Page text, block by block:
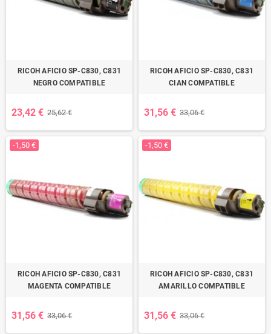
RICOH AFICIO SP-C830, C831
NEGRO COMPATIBLE
23,42 € 25,62 €
RICOH AFICIO SP-C830, C831
CIAN COMPATIBLE
31,56 € 33,06 €
-1,50 €
RICOH AFICIO SP-C830, C831
MAGENTA COMPATIBLE
31,56 € 33,06 €
-1,50 €
RICOH AFICIO SP-C830, C831
AMARILLO COMPATIBLE
31,56 € 33,06 €